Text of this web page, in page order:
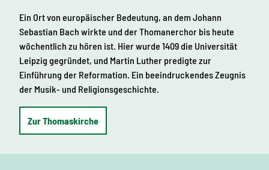
Ein Ort von europäischer Bedeutung, an dem Johann
Sebastian Bach wirkte und der Thomanerchor bis heute
wöchentlich zu hören ist. Hier wurde 1409 die Universität
Leipzig gegründet, und Martin Luther predigte zur
Einführung der Reformation. Ein beeindruckendes Zeugnis
der Musik- und Religionsgeschichte.
Zur Thomaskirche